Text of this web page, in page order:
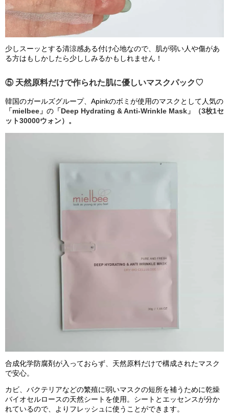
少しスーッとする清涼感ある付け心地なので、肌が弱い人や傷があ
る方はもしかしたら少ししみるかもしれません！
⑤ 天然原料だけで作られた肌に優しいマスクパック♡
韓国のガールズグループ、Apinkのボミが使用のマスクとして人気の
「mielbee」 の 「Deep Hydrating & Anti-Wrinkle Mask」（3枚1セ
ット30000ウォン）。
合成化学防腐剤が入っておらず、天然原料だけで構成されたマスク
で安心。
カビ、バクテリアなどの繁殖に弱いマスクの短所を補うために乾燥
バイオセルロースの天然シートを使用。シートとエッセンスが分か
れているので、よりフレッシュに使うことができます。